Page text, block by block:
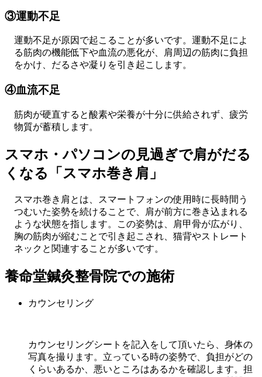
③運動不足
運動不足が原因で起こることが多いです。運動不足によ
る筋肉の機能低下や血流の悪化が、肩周辺の筋肉に負担
をかけ、だるさや凝りを引き起こします。
④血流不足
筋肉が硬直すると酸素や栄養が十分に供給されず、疲労
物質が蓄積します。
スマホ・パソコンの見過ぎで肩がだる
くなる「スマホ巻き肩」
スマホ巻き肩とは、スマートフォンの使用時に長時間う
つむいた姿勢を続けることで、肩が前方に巻き込まれる
ような状態を指します。この姿勢は、肩甲骨が広がり、
胸の筋肉が縮むことで引き起こされ、猫背やストレート
ネックと関連することが多いです。
養命堂鍼灸整骨院での施術
カウンセリング
カウンセリングシートを記入をして頂いたら、身体の
写真を撮ります。立っている時の姿勢で、負担がどの
くらいあるか、悪いところはあるかを確認します。担